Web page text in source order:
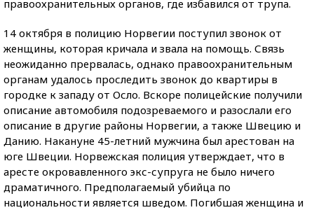
правоохранительных органов, где избавился от трупа.
14 октября в полицию Норвегии поступил звонок от
женщины, которая кричала и звала на помощь. Связь
неожиданно прервалась, однако правоохранительным
органам удалось проследить звонок до квартиры в
городке к западу от Осло. Вскоре полицейские получили
описание автомобиля подозреваемого и разослали его
описание в другие районы Норвегии, а также Швецию и
Данию. Накануне 45-летний мужчина был арестован на
юге Швеции. Норвежская полиция утверждает, что в
аресте окровавленного экс-супруга не было ничего
драматичного. Предполагаемый убийца по
национальности является шведом. Погибшая женщина и